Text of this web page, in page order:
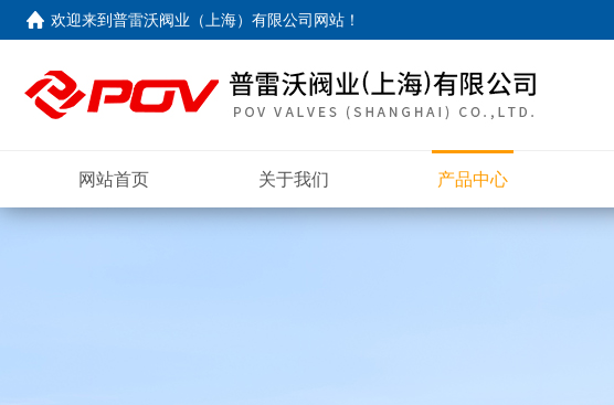
欢迎来到普雷沃阀业（上海）有限公司网站 ！
网站首页 关于我们 产品中心